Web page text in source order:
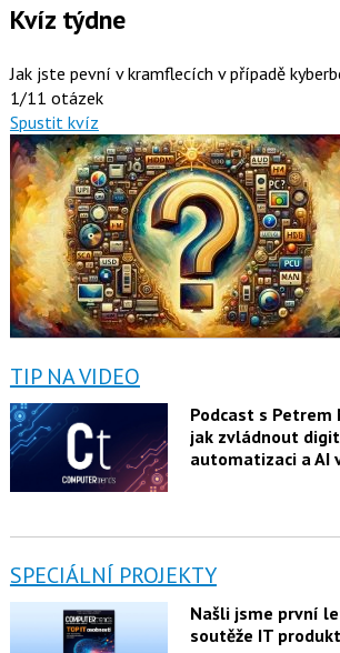
Kvíz týdne
Jak jste pevní v kramflecích v případě
1/11 otázek
Spustit kvíz
TIP NA VIDEO
Podcast s Petrem
jak zvládnout
automatizaci a AI
SPECIÁLNÍ PROJEKTY
Našli jsme první
soutěže IT